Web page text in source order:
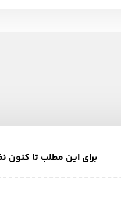
برای این مطلب تا